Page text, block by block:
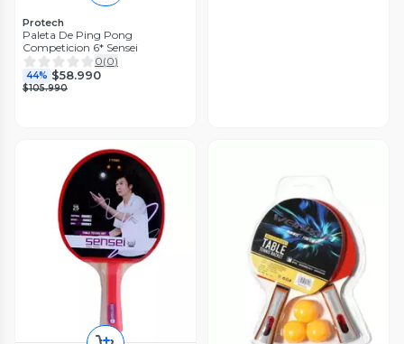
Protech
Paleta De Ping Pong
Competicion 6* Sensei
0(0)
44% $58.990
$105.990